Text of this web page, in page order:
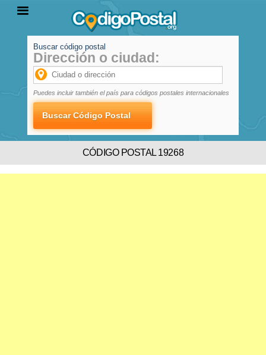
PROVINCIAS
LOCALIDADES
Buscar código postal
Dirección o ciudad:
Puedes incluir también el país para códigos postales internacionales
CÓDIGO POSTAL 19268